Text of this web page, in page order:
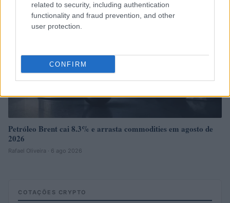
related to security, including authentication
functionality and fraud prevention, and other
user protection.
CONFIRM
Petróleo Brent cai 8.3% e arrasta commodities em agosto de
2026
Rafael Oliveira · 6 ago 2026
COTAÇÕES CRYPTO